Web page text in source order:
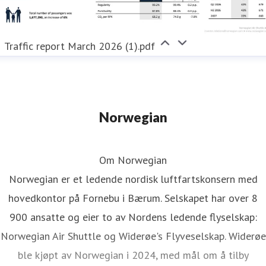
Traffic report March 2026 (1).pdf
Norwegian
Om Norwegian
Norwegian er et ledende nordisk luftfartskonsern med
hovedkontor på Fornebu i Bærum. Selskapet har over 8
900 ansatte og eier to av Nordens ledende flyselskap:
Norwegian Air Shuttle og Widerøe's Flyveselskap. Widerøe
ble kjøpt av Norwegian i 2024, med mål om å tilby